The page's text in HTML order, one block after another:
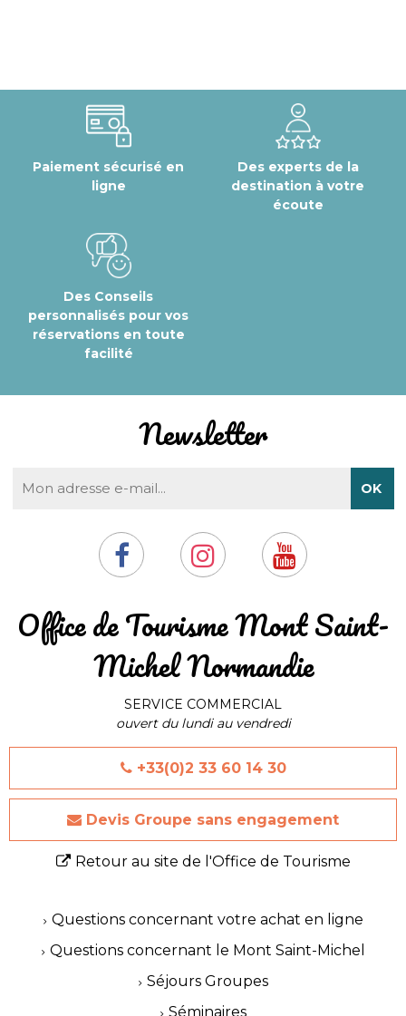
Paiement sécurisé en
ligne
Des experts de la
destination à votre
écoute
Des Conseils
personnalisés pour vos
réservations en toute
facilité
​Office de Tourisme Mont Saint-
Michel Normandie
SERVICE COMMERCIAL
ouvert du lundi au vendredi
+33(0)2 33 60 14 30
Devis Groupe sans engagement
Retour au site de l'Office de Tourisme
Newsletter
Questions concernant votre achat en ligne
Questions concernant le Mont Saint-Michel
Séjours Groupes
Séminaires